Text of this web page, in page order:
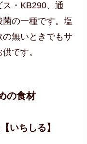
・KB290、通
の一種です。塩
無いときでもサ
です。
の食材
いちしる】